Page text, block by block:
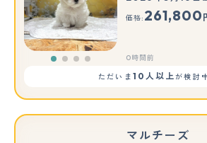
価格: 261,800
0時間前
ただいま 10人以上が検討
マルチーズ